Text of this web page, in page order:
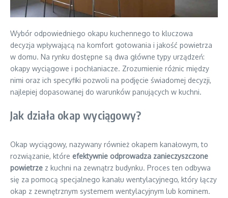
Wybór odpowiedniego okapu kuchennego to kluczowa
decyzja wpływającą na komfort gotowania i jakość powietrza
w domu. Na rynku dostępne są dwa główne typy urządzeń:
okapy wyciągowe i pochłaniacze. Zrozumienie różnic między
nimi oraz ich specyfiki pozwoli na podjęcie świadomej decyzji,
najlepiej dopasowanej do warunków panujących w kuchni.
Jak działa okap wyciągowy?
Okap wyciągowy, nazywany również okapem kanałowym, to
rozwiązanie, które efektywnie odprowadza zanieczyszczone
powietrze z kuchni na zewnątrz budynku. Proces ten odbywa
się za pomocą specjalnego kanału wentylacyjnego, który łączy
okap z zewnętrznym systemem wentylacyjnym lub kominem.